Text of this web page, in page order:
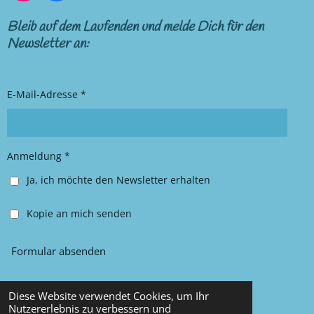
Diese Website verwendet Cookies, um Ihr
Nutzererlebnis zu verbessern und
n
s
t
a
a
a
c
e
b
k
Bleib auf dem Laufenden und melde Dich für den
Newsletter an:
E-Mail-Adresse *
Anmeldung *
Ja, ich möchte den Newsletter erhalten
Kopie an mich senden
Formular absenden
© 2025 Chancy Kleidung